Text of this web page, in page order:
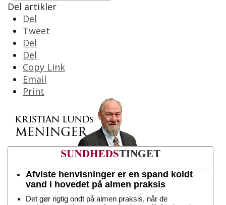
Del artikler
Del
Tweet
Del
Del
Copy Link
Email
Print
Afviste henvisninger er en spand koldt
vand i hovedet på almen praksis
Det gør rigtig ondt på almen praksis, når de